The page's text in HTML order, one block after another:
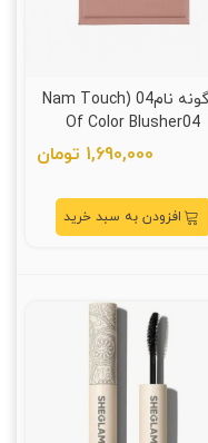
رژگونه نام04 (Nam Touch
Of Color Blusher04
Sunkissed)
1,690,000 تومان
افزودن به سبد خرید